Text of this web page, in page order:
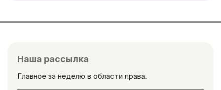
Наша рассылка
Главное за неделю в области права.